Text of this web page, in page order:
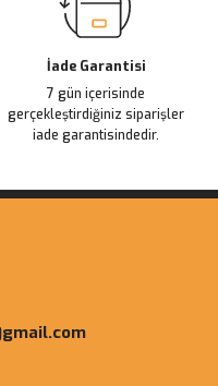
İade Garantisi
7 gün içerisinde
gerçekleştirdiğiniz siparişler
iade garantisindedir.